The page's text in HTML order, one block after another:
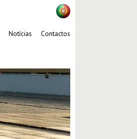
Notícias Contactos